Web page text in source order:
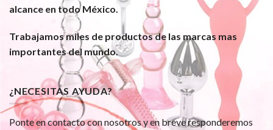
alcance en todo México.
Trabajamos miles de productos de las marcas mas
importantes del mundo.
¿NECESITAS AYUDA?
Ponte en contacto con nosotros y en breve responderemos